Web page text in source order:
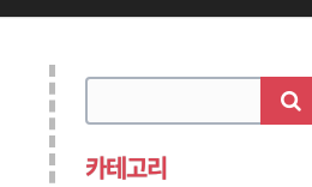
카테고리